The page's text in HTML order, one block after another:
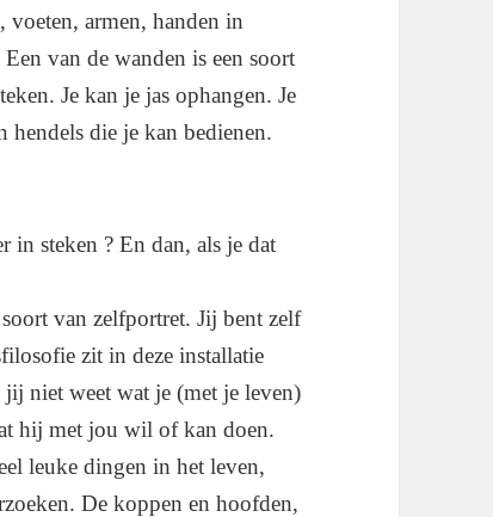
voeten, armen, handen in
van de wanden is een soort
Je kan je jas ophangen. Je
hendels die je kan bedienen.
in steken ? En dan, als je dat
van zelfportret. Jij bent zelf
zit in deze installatie
niet weet wat je (met je leven)
hij met jou wil of kan doen.
leuke dingen in het leven,
De koppen en hoofden,